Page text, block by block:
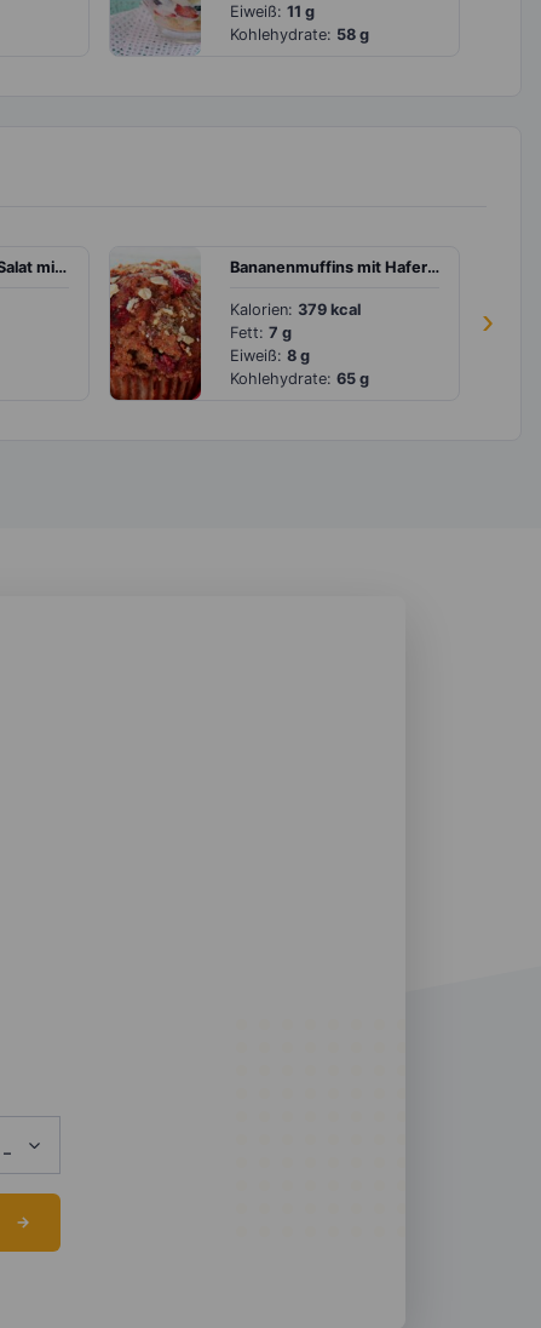
Eiweiß: 11 g
Kohlehydrate: 58 g
›
Grünkohl-Quinoa-Salat mit veganem Feta und Nüssen Bananenmuffins mit Haferflocken
Kalorien: 379 kcal
Fett: 7 g
Eiweiß: 8 g
Kohlehydrate: 65 g